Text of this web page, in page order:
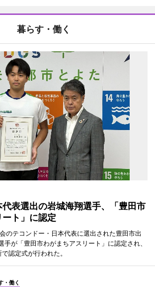
暮らす・働く
表選出の岩城海翔選手、「豊田市
ト」に認定
のテコンドー・日本代表に選出された豊田市出
手が「豊田市わがまちアスリート」に認定され、
認定式が行われた。
・働く